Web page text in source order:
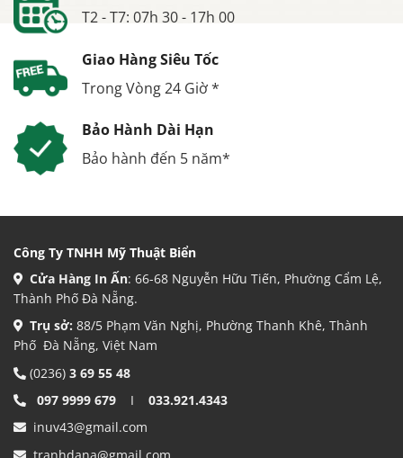
T2 - T7: 07h 30 - 17h 00
Giao Hàng Siêu Tốc
Trong Vòng 24 Giờ *
Bảo Hành Dài Hạn
Bảo hành đến 5 năm*
Công Ty TNHH Mỹ Thuật Biển
Cửa Hàng In Ấn: 66-68 Nguyễn Hữu Tiến, Phường Cẩm Lệ,
Thành Phố Đà Nẵng.
Trụ sở: 88/5 Phạm Văn Nghị, Phường Thanh Khê, Thành
Phố Đà Nẵng, Việt Nam
(0236) 3 69 55 48
097 9999 679 I 033.921.4343
inuv43@gmail.com